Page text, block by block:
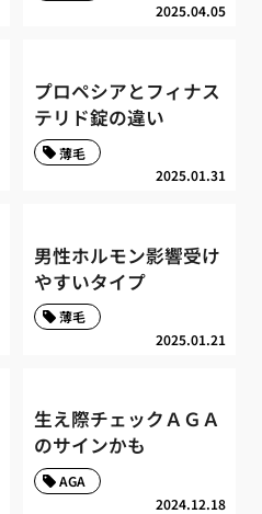
2025.04.05
プロペシアとフィナス
テリド錠の違い
2025.01.31
薄毛
男性ホルモン影響受け
やすいタイプ
2025.01.21
薄毛
生え際チェックＡＧＡ
のサインかも
2024.12.18
AGA